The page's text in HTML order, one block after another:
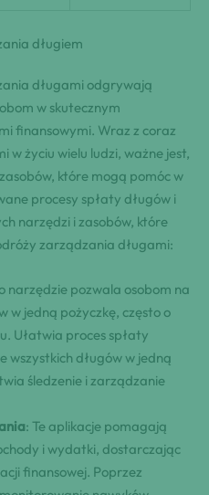
długiem
długami odgrywają
w skutecznym
finansowymi. Wraz z coraz
w życiu wielu ludzi, ważne jest,
które mogą pomóc w
procesy spłaty długów i
narzędzi i zasobów, które
zarządzania długami:
narzędzie pozwala osobom na
w jedną pożyczkę, często o
Ułatwia proces spłaty
wszystkich długów w jedną
śledzenie i zarządzanie
: Te aplikacje pomagają
i wydatki, dostarczając
finansowej. Poprzez